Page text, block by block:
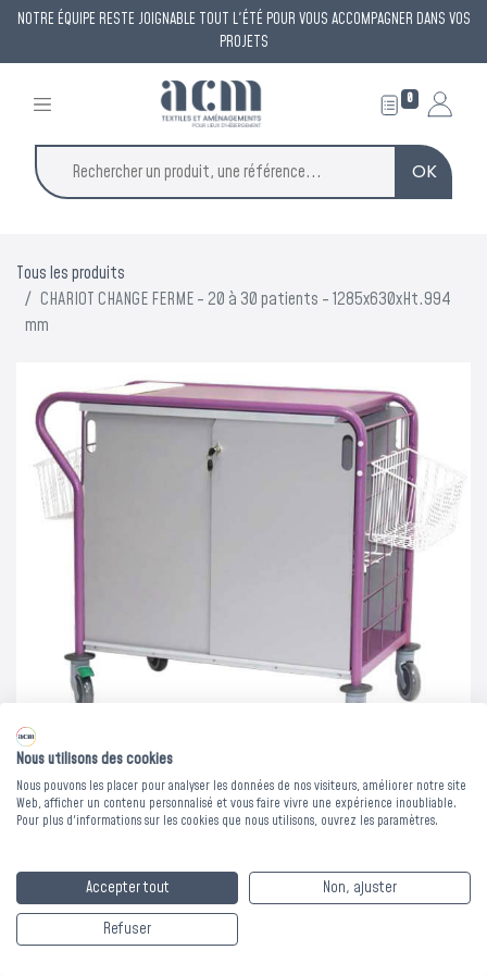
NOTRE ÉQUIPE RESTE JOIGNABLE TOUT L'ÉTÉ POUR VOUS ACCOMPAGNER DANS VOS
PROJETS
0
OK
Tous les produits
CHARIOT CHANGE FERME - 20 à 30 patients - 1285x630xHt.994
mm
CHARIOT CHANGE
FERME - 20 à 30
patients -
Nous utilisons des cookies
Nous pouvons les placer pour analyser les données de nos visiteurs, améliorer notre site
Web, afficher un contenu personnalisé et vous faire vivre une expérience inoubliable.
Pour plus d'informations sur les cookies que nous utilisons, ouvrez les paramètres.
Accepter tout
Non, ajuster
Refuser